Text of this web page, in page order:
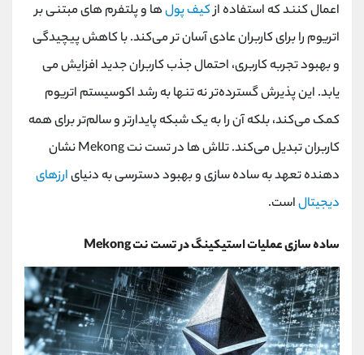
اعمال کنند که استفاده ازکیف پول‌ها و پلتفرم ‌های مبتنی بر
اتریوم را برای کاربران عادی آسان ‌تر می‌کند. با کاهش پیچیدگی
و بهبود تجربه کاربری، احتمال جذب کاربران جدید افزایش می
یابد. این پذیرش گسترده‌تر نه تنها به رشد اکوسیستم اتریوم
کمک می‌کند، بلکه آن را به یک شبکه پایدارتر و سالم‌تر برای همه
کاربران تبدیل می‌کند. تلاش‌ ها در تست نت Mekong نشان‌
دهنده تعهد به ساده‌ سازی و بهبود دسترسی به دنیایارزهای
دیجیتالاست.
ساده سازی عملیات استیکینگ در تست نت Mekong